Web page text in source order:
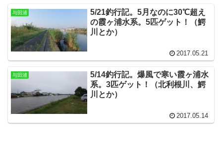
与田浦
5/21釣行記。5月なのに30℃超え
の霞ヶ浦水系。5匹ゲット！（鰐
川とか）
2017.05.21
与田浦
5/14釣行記。爆風で寒い霞ヶ浦水
系。3匹ゲット！（北利根川、鰐
川とか）
2017.05.14